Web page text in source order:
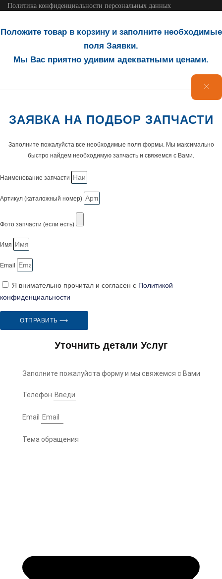
Политика конфиденциальности персональных данных
Положите товар в корзину и заполните необходимые
поля Заявки.
Мы Вас приятно удивим адекватными ценами.
ЗАЯВКА НА ПОДБОР ЗАПЧАСТИ
Заполните пожалуйста все необходимые поля формы. Мы максимально
быстро найдем необходимую запчасть и свяжемся с Вами.
Наименование запчасти
Артикул (каталожный номер)
Фото запчасти (если есть)
Имя
Email
Я внимательно прочитал и согласен с Политикой
конфиденциальности
ОТПРАВИТЬ ⟶
Уточнить детали Услуг
Заполните пожалуйста форму и мы свяжемся с Вами
Телефон
Email
Тема обращения